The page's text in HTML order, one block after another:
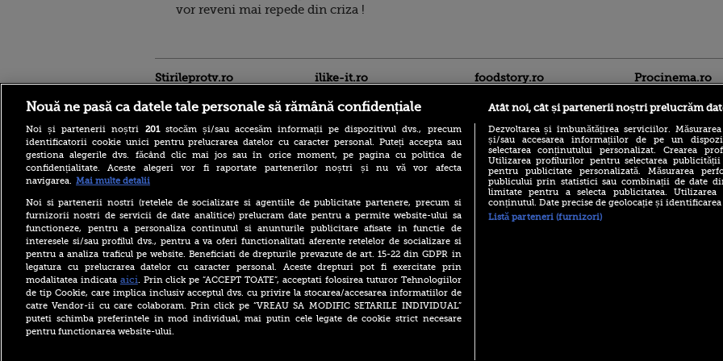
vor reveni mai repede din criza !
Stirileprotv.ro
Insula misterioasă din
până la 100 de ani. Plajele
par desprinse din paradis
Reacția Comisiei Europene
după modificările aduse de
Parlament la legea
decarbonizării. Va evalua
impactul asupra PNRR
Fructul minune care îți
schimba digestia.
Proprietățile uimitoare ale
ananasului pe care
ilike-it.ro foodstory.ro
(P) Descoperă Lumea
Evenimentelor din România
cu Transilvania Events!
Procinema.ro
Emoții intense
Sebastian Stan!
Nouă ne pasă ca datele tale personale să rămână confidențiale
Noi și partenerii noștri 201stocăm și/sau accesăm informații pe dispozitivul dvs., precum
identificatorii cookie unici pentru prelucrarea datelor cu caracter personal. Puteți accepta sau
gestiona alegerile dvs. făcând clic mai jos sau în orice moment, pe pagina cu politica de
confidențialitate. Aceste alegeri vor fi raportate partenerilor noștri și nu vă vor afecta
navigarea. Mai multe detalii
Noi si partenerii nostri (retelele de socializare si agentiile de publicitate partenere, precum si
furnizorii nostri de servicii de date analitice) prelucram date pentru a permite website-ului sa
functioneze, pentru a personaliza continutul si anunturile publicitare afisate in functie de
interesele si/sau profilul dvs., pentru a va oferi functionalitati aferente retelelor de socializare si
pentru a analiza traficul pe website. Beneficiati de drepturile prevazute de art. 15-22 din GDPR in
legatura cu prelucrarea datelor cu caracter personal. Aceste drepturi pot fi exercitate prin
modalitatea indicata aici. Prin click pe “ACCEPT TOATE”, acceptati folosirea tuturor Tehnologiilor
de tip Cookie, care implica inclusiv acceptul dvs. cu privire la stocarea/accesarea informatiilor de
catre Vendor-ii cu care colaboram. Prin click pe “VREAU SA MODIFIC SETARILE INDIVIDUAL”
puteti schimba preferintele in mod individual, mai putin cele legate de cookie strict necesare
pentru functionarea website-ului.
Atât noi, cât și partenerii noștri prelucrăm
Dezvoltarea și îmbunătățirea serviciilor.
și/sau accesarea informațiilor de pe un
selectarea conținutului personalizat. Crearea
Utilizarea profilurilor pentru selectarea
pentru publicitate personalizată. Măsurarea
publicului prin statistici sau combinații de date
limitate pentru a selecta publicitatea.
conținutul. Date precise de geolocație și
Listă parteneri (furnizori)